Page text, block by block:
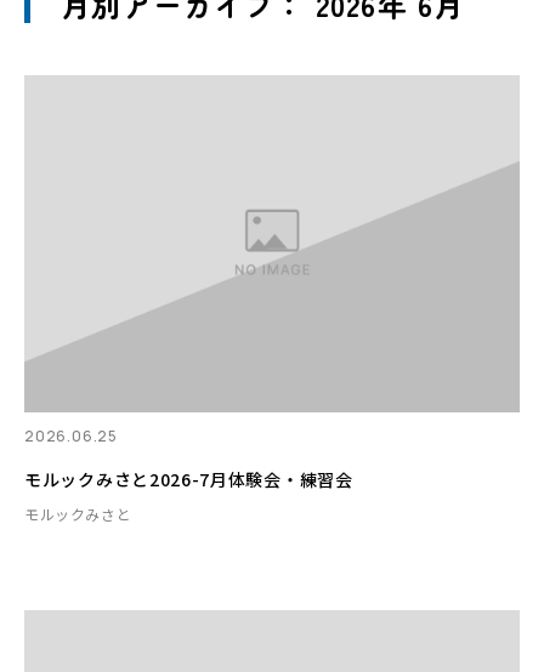
2026.06.25
モルックみさと2026-7月体験会・練習会
モルックみさと